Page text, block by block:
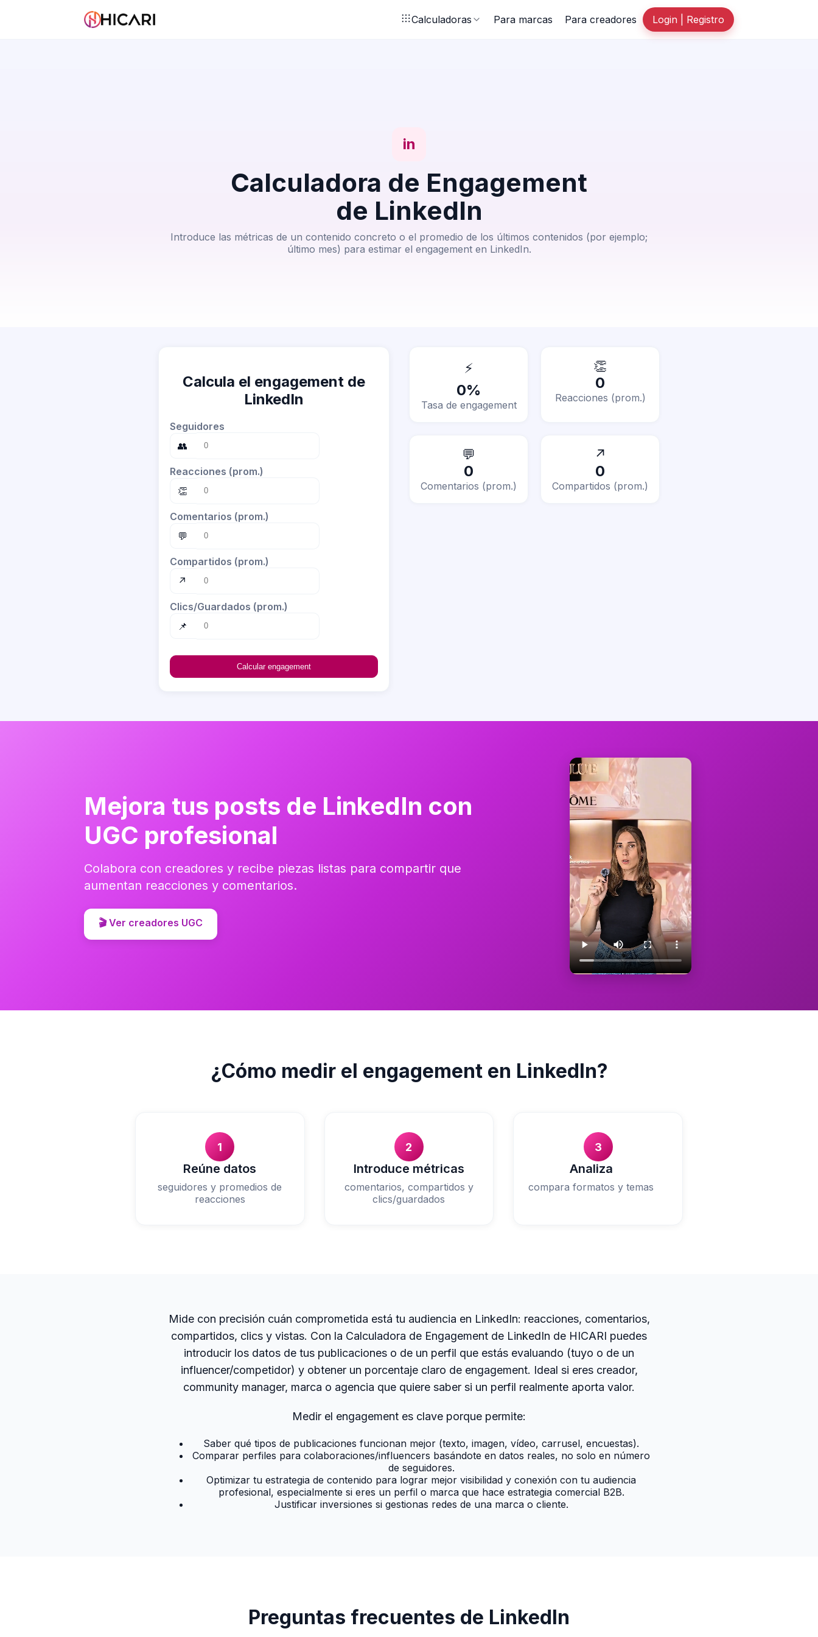
Calculadoras Para marcas Para creadores Login | Registro
in
Calculadora de Engagement
de LinkedIn
Introduce las métricas de un contenido concreto o el promedio de los últimos contenidos (por ejemplo;
último mes) para estimar el engagement en LinkedIn.
Calcula el engagement de
LinkedIn
Seguidores
👥
Reacciones (prom.)
👏
Comentarios (prom.)
💬
Compartidos (prom.)
↗
Clics/Guardados (prom.)
📌
Calcular engagement
⚡
0%
Tasa de engagement
👏
0
Reacciones (prom.)
💬
0
Comentarios (prom.)
↗
0
Compartidos (prom.)
Mejora tus posts de LinkedIn con
UGC profesional
Colabora con creadores y recibe piezas listas para compartir que
aumentan reacciones y comentarios.
🎬 Ver creadores UGC
¿Cómo medir el engagement en LinkedIn?
1
Reúne datos
seguidores y promedios de
reacciones
2
Introduce métricas
comentarios, compartidos y
clics/guardados
3
Analiza
compara formatos y temas
Mide con precisión cuán comprometida está tu audiencia en LinkedIn: reacciones, comentarios,
compartidos, clics y vistas. Con la Calculadora de Engagement de LinkedIn de HICARI puedes
introducir los datos de tus publicaciones o de un perfil que estás evaluando (tuyo o de un
influencer/competidor) y obtener un porcentaje claro de engagement. Ideal si eres creador,
community manager, marca o agencia que quiere saber si un perfil realmente aporta valor.
Medir el engagement es clave porque permite:
Saber qué tipos de publicaciones funcionan mejor (texto, imagen, vídeo, carrusel, encuestas).
Comparar perfiles para colaboraciones/influencers basándote en datos reales, no solo en número
de seguidores.
Optimizar tu estrategia de contenido para lograr mejor visibilidad y conexión con tu audiencia
profesional, especialmente si eres un perfil o marca que hace estrategia comercial B2B.
Justificar inversiones si gestionas redes de una marca o cliente.
Preguntas frecuentes de LinkedIn